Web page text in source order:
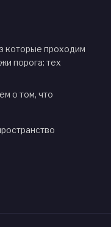
которые проходим
порога: тех
о том, что